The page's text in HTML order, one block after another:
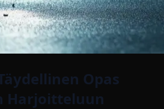
Opas
Harjoitteluun